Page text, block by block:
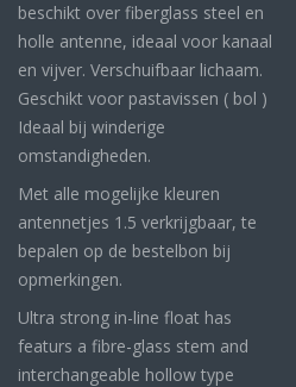
beschikt over fiberglass steel en
holle antenne, ideaal voor kanaal
en vijver. Verschuifbaar lichaam.
Geschikt voor pastavissen ( bol )
Ideaal bij winderige
omstandigheden.
Met alle mogelijke kleuren
antennetjes 1.5 verkrijgbaar, te
bepalen op de bestelbon bij
opmerkingen.
Ultra strong in-line float has
featurs a fibre-glass stem and
interchangeable hollow type